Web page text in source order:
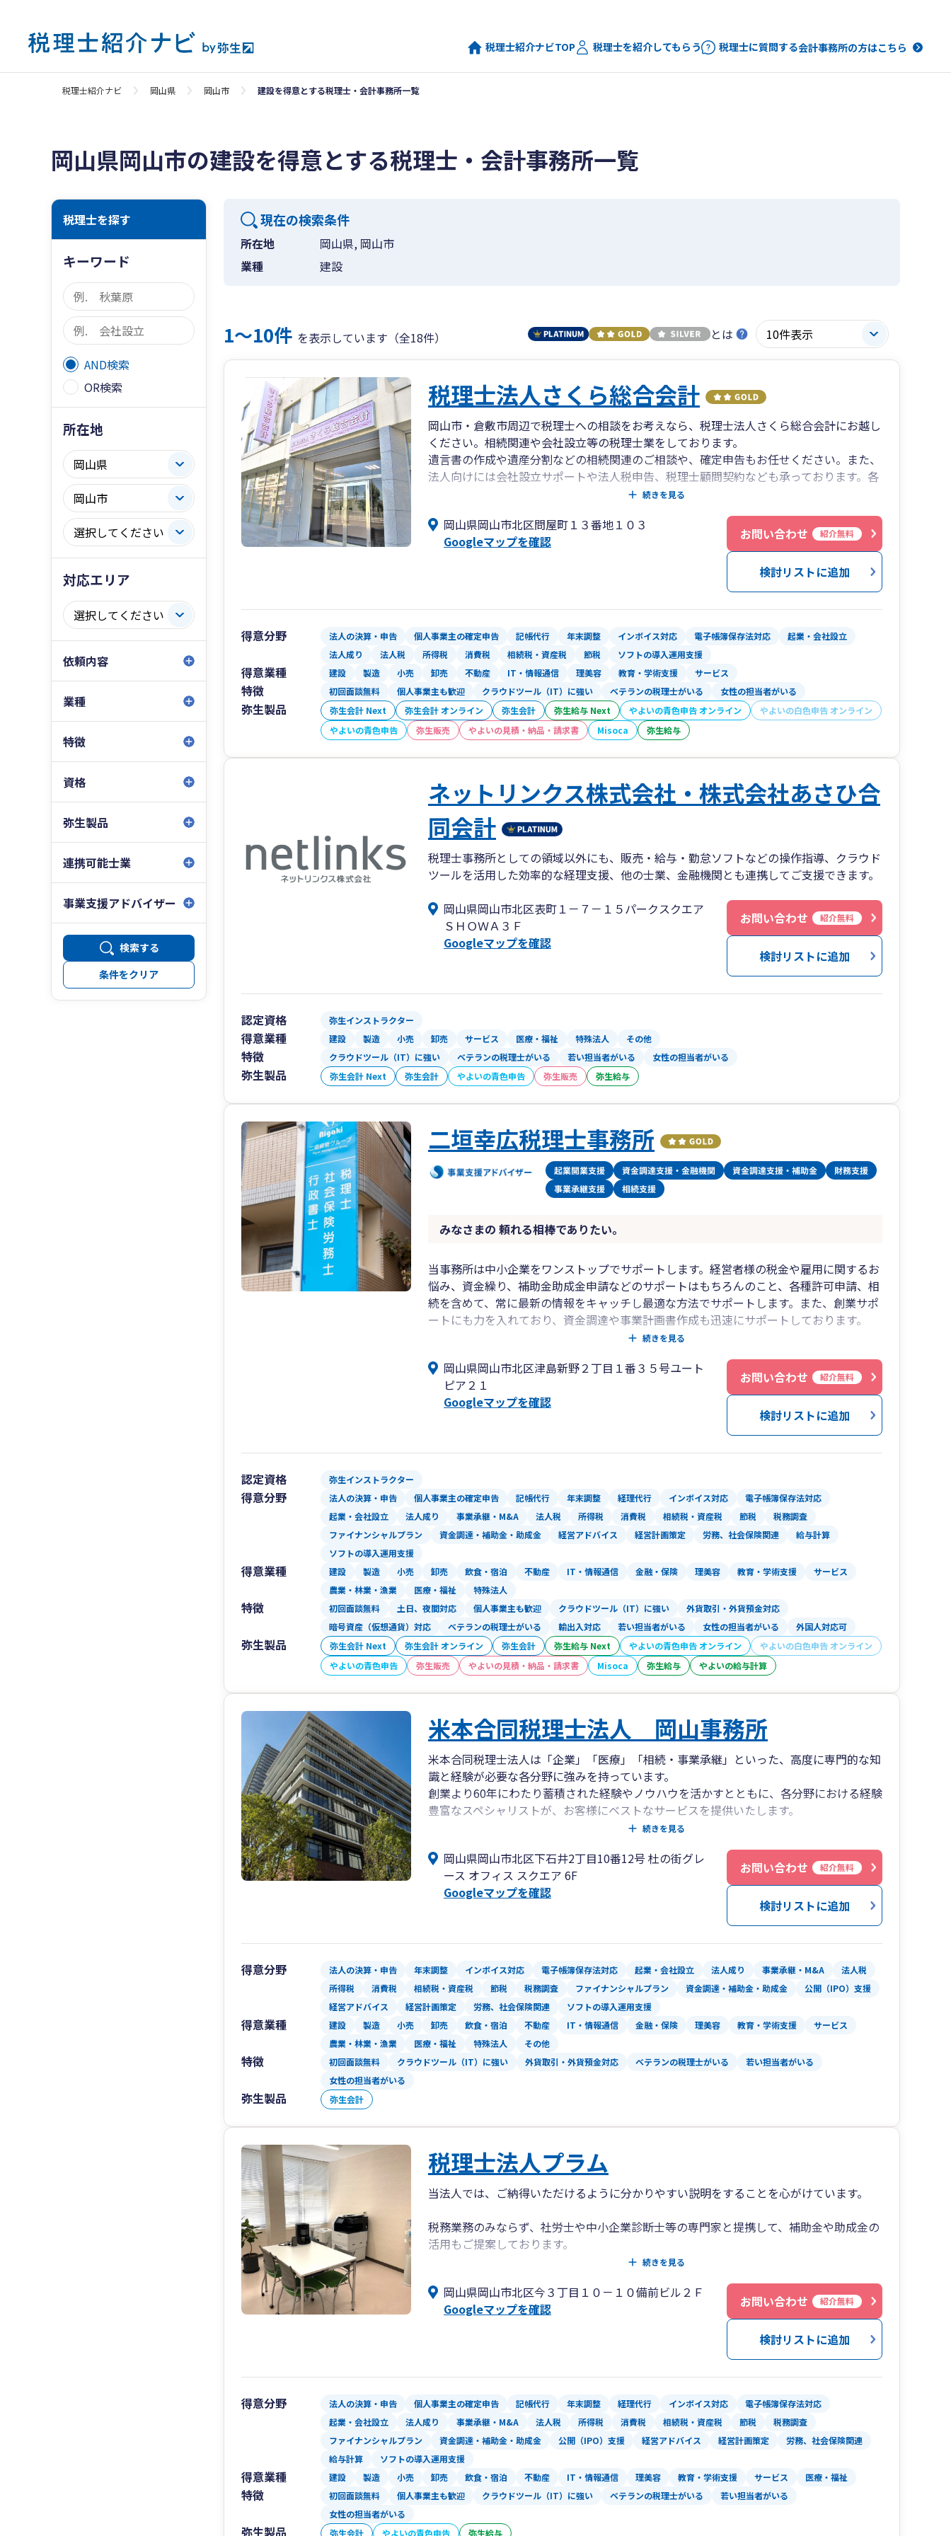
税理士紹介ナビTOP 税理士を紹介してもらう 税理士に質問する会計事務所の方はこちら
税理士紹介ナビ 岡山県 岡山市 建設を得意とする税理士・会計事務所一覧
岡山県岡山市の建設を得意とする税理士・会計事務所一覧
税理士を探す
キーワード
AND検索
OR検索
所在地
対応エリア
依頼内容
業種
特徴
資格
弥生製品
連携可能士業
事業支援アドバイザー
検索する
条件をクリア
現在の検索条件
所在地
岡山県, 岡山市
業種
建設
1〜10件 を表示しています（全18件） とは
税理士法人さくら総合会計
岡山市・倉敷市周辺で税理士への相談をお考えなら、税理士法人さくら総合会計にお越し
ください。相続関連や会社設立等の税理士業をしております。
遺言書の作成や遺産分割などの相続関連のご相談や、確定申告もお任せください。また、
法人向けには会社設立サポートや法人税申告、税理士顧問契約なども承っております。各
種税申告の無料相談も面談で随時行っておりますのでお気軽にご相談くださいませ。
続きを見る
岡山県岡山市北区問屋町１３番地１０３
Googleマップを確認
お問い合わせ 紹介無料
検討リストに追加
得意分野 法人の決算・申告 個人事業主の確定申告 記帳代行 年末調整 インボイス対応 電子帳簿保存法対応
起業・会社設立
法人成り
法人税 所得税 消費税 相続税・資産税 節税 ソフトの導入運用支援
得意業種 建設 製造 小売 卸売 不動産 IT・情報通信 理美容 教育・学術支援 サービス
特徴 初回面談無料 個人事業主も歓迎 クラウドツール（IT）に強い ベテランの税理士がいる 女性の担当者がいる
弥生製品 弥生会計 Next 弥生会計 オンライン 弥生会計 弥生給与 Next やよいの青色申告 オンライン
やよいの白色申告 オンライン
やよいの青色申告
弥生販売 やよいの見積・納品・請求書 Misoca 弥生給与
ネットリンクス株式会社・株式会社あさひ合
同会計
税理士事務所としての領域以外にも、販売・給与・勤怠ソフトなどの操作指導、クラウド
ツールを活用した効率的な経理支援、他の士業、金融機関とも連携してご支援できます。
岡山県岡山市北区表町１－７－１５パークスクエア
ＳＨＯＷＡ３Ｆ
Googleマップを確認
お問い合わせ 紹介無料
検討リストに追加
認定資格 弥生インストラクター
得意業種 建設 製造 小売 卸売 サービス 医療・福祉 特殊法人 その他
特徴 クラウドツール（IT）に強い ベテランの税理士がいる 若い担当者がいる 女性の担当者がいる
弥生製品 弥生会計 Next 弥生会計 やよいの青色申告 弥生販売 弥生給与
二垣幸広税理士事務所
みなさまの 頼れる相棒でありたい。
当事務所は中小企業をワンストップでサポートします。経営者様の税金や雇用に関するお
悩み、資金繰り、補助金助成金申請などのサポートはもちろんのこと、各種許可申請、相
続を含めて、常に最新の情報をキャッチし最適な方法でサポートします。また、創業サポ
ートにも力を入れており、資金調達や事業計画書作成も迅速にサポートしております。
「中小企業のベストパートナー」として、経営者様にとことん向き合い、互いに切磋琢磨
（現Panasonic創業者）の言葉があります。私腹を肥やすのではなく、地域社会に貢献し
ていくことが自企業発展の一番の近道であると考え、日々の業務に励んでおります。生ま
れ育った岡山から日本全国を元気にしていきます！
続きを見る
岡山県岡山市北区津島新野２丁目１番３５号ユート
ピア２１
Googleマップを確認
お問い合わせ 紹介無料
検討リストに追加
認定資格 弥生インストラクター
得意分野 法人の決算・申告 個人事業主の確定申告 記帳代行 年末調整 経理代行 インボイス対応
電子帳簿保存法対応
起業・会社設立
法人成り 事業承継・M&A 法人税 所得税 消費税 相続税・資産税 節税
税務調査
ファイナンシャルプラン
資金調達・補助金・助成金 経営アドバイス 経営計画策定 労務、社会保険関連
給与計算
ソフトの導入運用支援
得意業種 建設 製造 小売 卸売 飲食・宿泊 不動産 IT・情報通信 金融・保険 理美容 教育・学術支援
サービス
農業・林業・漁業
医療・福祉 特殊法人
特徴 初回面談無料 土日、夜間対応 個人事業主も歓迎 クラウドツール（IT）に強い
外貨取引・外貨預金対応
暗号資産（仮想通貨）対応
ベテランの税理士がいる 輸出入対応 若い担当者がいる 女性の担当者がいる 外国人対応可
弥生製品 弥生会計 Next 弥生会計 オンライン 弥生会計 弥生給与 Next やよいの青色申告 オンライン
やよいの白色申告 オンライン
やよいの青色申告
弥生販売 やよいの見積・納品・請求書 Misoca 弥生給与 やよいの給与計算
米本合同税理士法人 岡山事務所
米本合同税理士法人は「企業」「医療」「相続・事業承継」といった、高度に専門的な知
識と経験が必要な各分野に強みを持っています。
創業より60年にわたり蓄積された経験やノウハウを活かすとともに、各分野における経験
豊富なスペシャリストが、お客様にベストなサービスを提供いたします。
身、みどり合同会計）として開業し、
2012年7月に米本合同税理士法人へ事業譲渡を行いました。現在は「杜の街グレース オフ
ィス スクエア」に事務所がございます。
岡山事務所スタッフの平均年齢は30代と若いメンバーが多く中四国エリア全域に関与先を
有しており、県内・県外問わず、毎月の訪問に加え、オンラインサービス等を利用した迅
速な対応を心掛けております。
岡山事務所では、中長期計画の策定支援により事業計画を更に具体化し、面談時には対計
画比で損益・貸借及びキャッシュフローを確認する事で、より正確な現状報告・決算予測
が可能になり、多くの関与先様よりご好評いただいております。
また、資産税に特化した税理士による相続対策及び事業承継対策を実施し、法人・個人に
スを、経験豊富なスタッフが提供しています。
続きを見る
岡山県岡山市北区下石井2丁目10番12号 杜の街グレ
ース オフィス スクエア 6F
Googleマップを確認
お問い合わせ 紹介無料
検討リストに追加
得意分野 法人の決算・申告 年末調整 インボイス対応 電子帳簿保存法対応 起業・会社設立 法人成り 事業承継・M&A
法人税
所得税
消費税 相続税・資産税 節税 税務調査 ファイナンシャルプラン 資金調達・補助金・助成金
公開（IPO）支援
経営アドバイス
経営計画策定 労務、社会保険関連 ソフトの導入運用支援
得意業種 建設 製造 小売 卸売 飲食・宿泊 不動産 IT・情報通信 金融・保険 理美容 教育・学術支援
サービス
農業・林業・漁業
医療・福祉 特殊法人 その他
特徴 初回面談無料 クラウドツール（IT）に強い 外貨取引・外貨預金対応 ベテランの税理士がいる
若い担当者がいる
女性の担当者がいる
弥生製品 弥生会計
税理士法人プラム
当法人では、ご納得いただけるように分かりやすい説明をすることを心がけています。
税務業務のみならず、社労士や中小企業診断士等の専門家と提携して、補助金や助成金の
活用もご提案しております。
また経営計画の策定や、売上や利益の改善のための予算策定、黒字化に向けての各種分析
クラウド会計の導入による経理業務や給与計算の効率化の支援も実施しており、記帳代行
続きを見る
岡山県岡山市北区今３丁目１０－１０備前ビル２Ｆ
Googleマップを確認
お問い合わせ 紹介無料
検討リストに追加
得意分野 法人の決算・申告 個人事業主の確定申告 記帳代行 年末調整 経理代行 インボイス対応
電子帳簿保存法対応
起業・会社設立
法人成り 事業承継・M&A 法人税 所得税 消費税 相続税・資産税 節税
税務調査
ファイナンシャルプラン
資金調達・補助金・助成金 公開（IPO）支援 経営アドバイス 経営計画策定
労務、社会保険関連
給与計算
ソフトの導入運用支援
得意業種 建設 製造 小売 卸売 飲食・宿泊 不動産 IT・情報通信 理美容 教育・学術支援 サービス 医療・福祉
特徴 初回面談無料 個人事業主も歓迎 クラウドツール（IT）に強い ベテランの税理士がいる
若い担当者がいる
女性の担当者がいる
弥生製品 弥生会計 やよいの青色申告 弥生給与